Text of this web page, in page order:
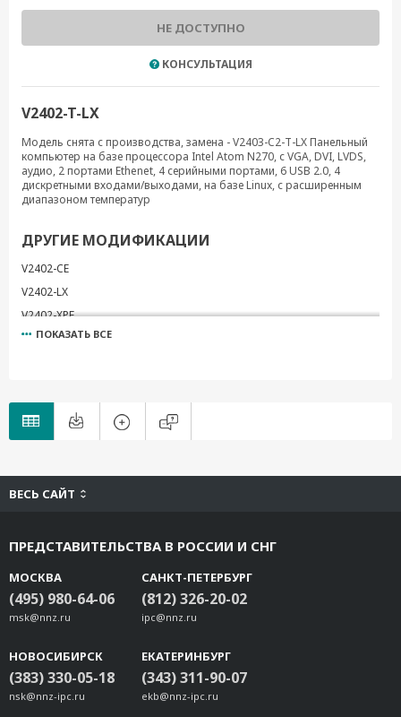
НЕ ДОСТУПНО
КОНСУЛЬТАЦИЯ
V2402-T-LX
Модель снята с производства, замена - V2403-C2-T-LX Панельный
компьютер на базе процессора Intel Atom N270, с VGA, DVI, LVDS,
аудио, 2 портами Ethenet, 4 серийными портами, 6 USB 2.0, 4
дискретными входами/выходами, на базе Linux, с расширенным
диапазоном температур
ДРУГИЕ МОДИФИКАЦИИ
V2402-CE
V2402-LX
V2402-XPE
V2402-T-XPE
ПОКАЗАТЬ ВСЕ
ВЕСЬ САЙТ
ПРЕДСТАВИТЕЛЬСТВА В РОССИИ И СНГ
МОСКВА
(495) 980-64-06
msk@nnz.ru
САНКТ-ПЕТЕРБУРГ
(812) 326-20-02
ipc@nnz.ru
НОВОСИБИРСК
(383) 330-05-18
nsk@nnz-ipc.ru
ЕКАТЕРИНБУРГ
(343) 311-90-07
ekb@nnz-ipc.ru